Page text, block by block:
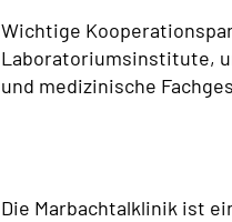
Wichtige
Laboratoriumsinstitute,
und medizinische
Die Marbachtalklinik ist